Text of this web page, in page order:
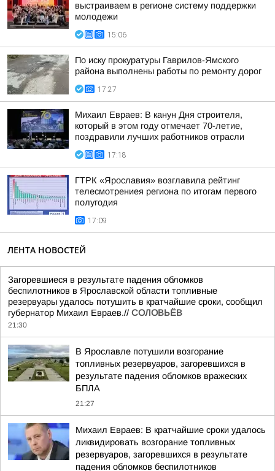
выстраиваем в регионе систему поддержки
молодежи
15:06
По иску прокуратуры Гаврилов-Ямского
района выполнены работы по ремонту дорог
17:27
Михаил Евраев: В канун Дня строителя,
который в этом году отмечает 70-летие,
поздравили лучших работников отрасли
17:18
ГТРК «Ярославия» возглавила рейтинг
телесмотрениея региона по итогам первого
полугодия
17:09
ЛЕНТА НОВОСТЕЙ
Загоревшиеся в результате падения обломков
беспилотников в Ярославской области топливные
резервуары удалось потушить в кратчайшие сроки, сообщил
губернатор Михаил Евраев.// СОЛОВЬЁВ
21:30
В Ярославле потушили возгорание
топливных резервуаров, загоревшихся в
результате падения обломков вражеских
БПЛА
21:27
Михаил Евраев: В кратчайшие сроки удалось
ликвидировать возгорание топливных
резервуаров, загоревшихся в результате
падения обломков беспилотников